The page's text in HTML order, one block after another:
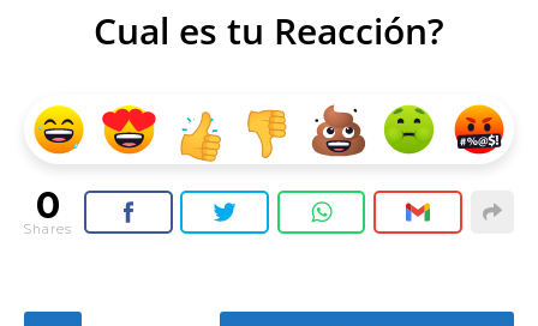
Cual es tu Reacción?
0
Shares